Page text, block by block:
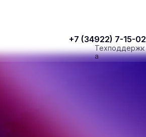
+7 (34922) 7-15-02
Техподдержк
а